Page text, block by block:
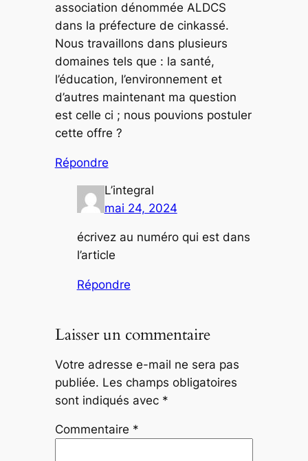
association dénommée ALDCS
dans la préfecture de cinkassé.
Nous travaillons dans plusieurs
domaines tels que : la santé,
l’éducation, l’environnement et
d’autres maintenant ma question
est celle ci ; nous pouvions postuler
cette offre ?
Répondre
L’integral
mai 24, 2024
écrivez au numéro qui est dans
l’article
Répondre
Laisser un commentaire
Votre adresse e-mail ne sera pas
publiée. Les champs obligatoires
sont indiqués avec *
Commentaire *